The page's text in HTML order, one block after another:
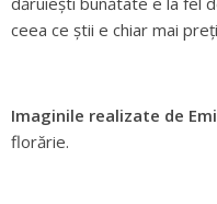
ceea ce știi e chiar mai
Imaginile realizate de
florărie.